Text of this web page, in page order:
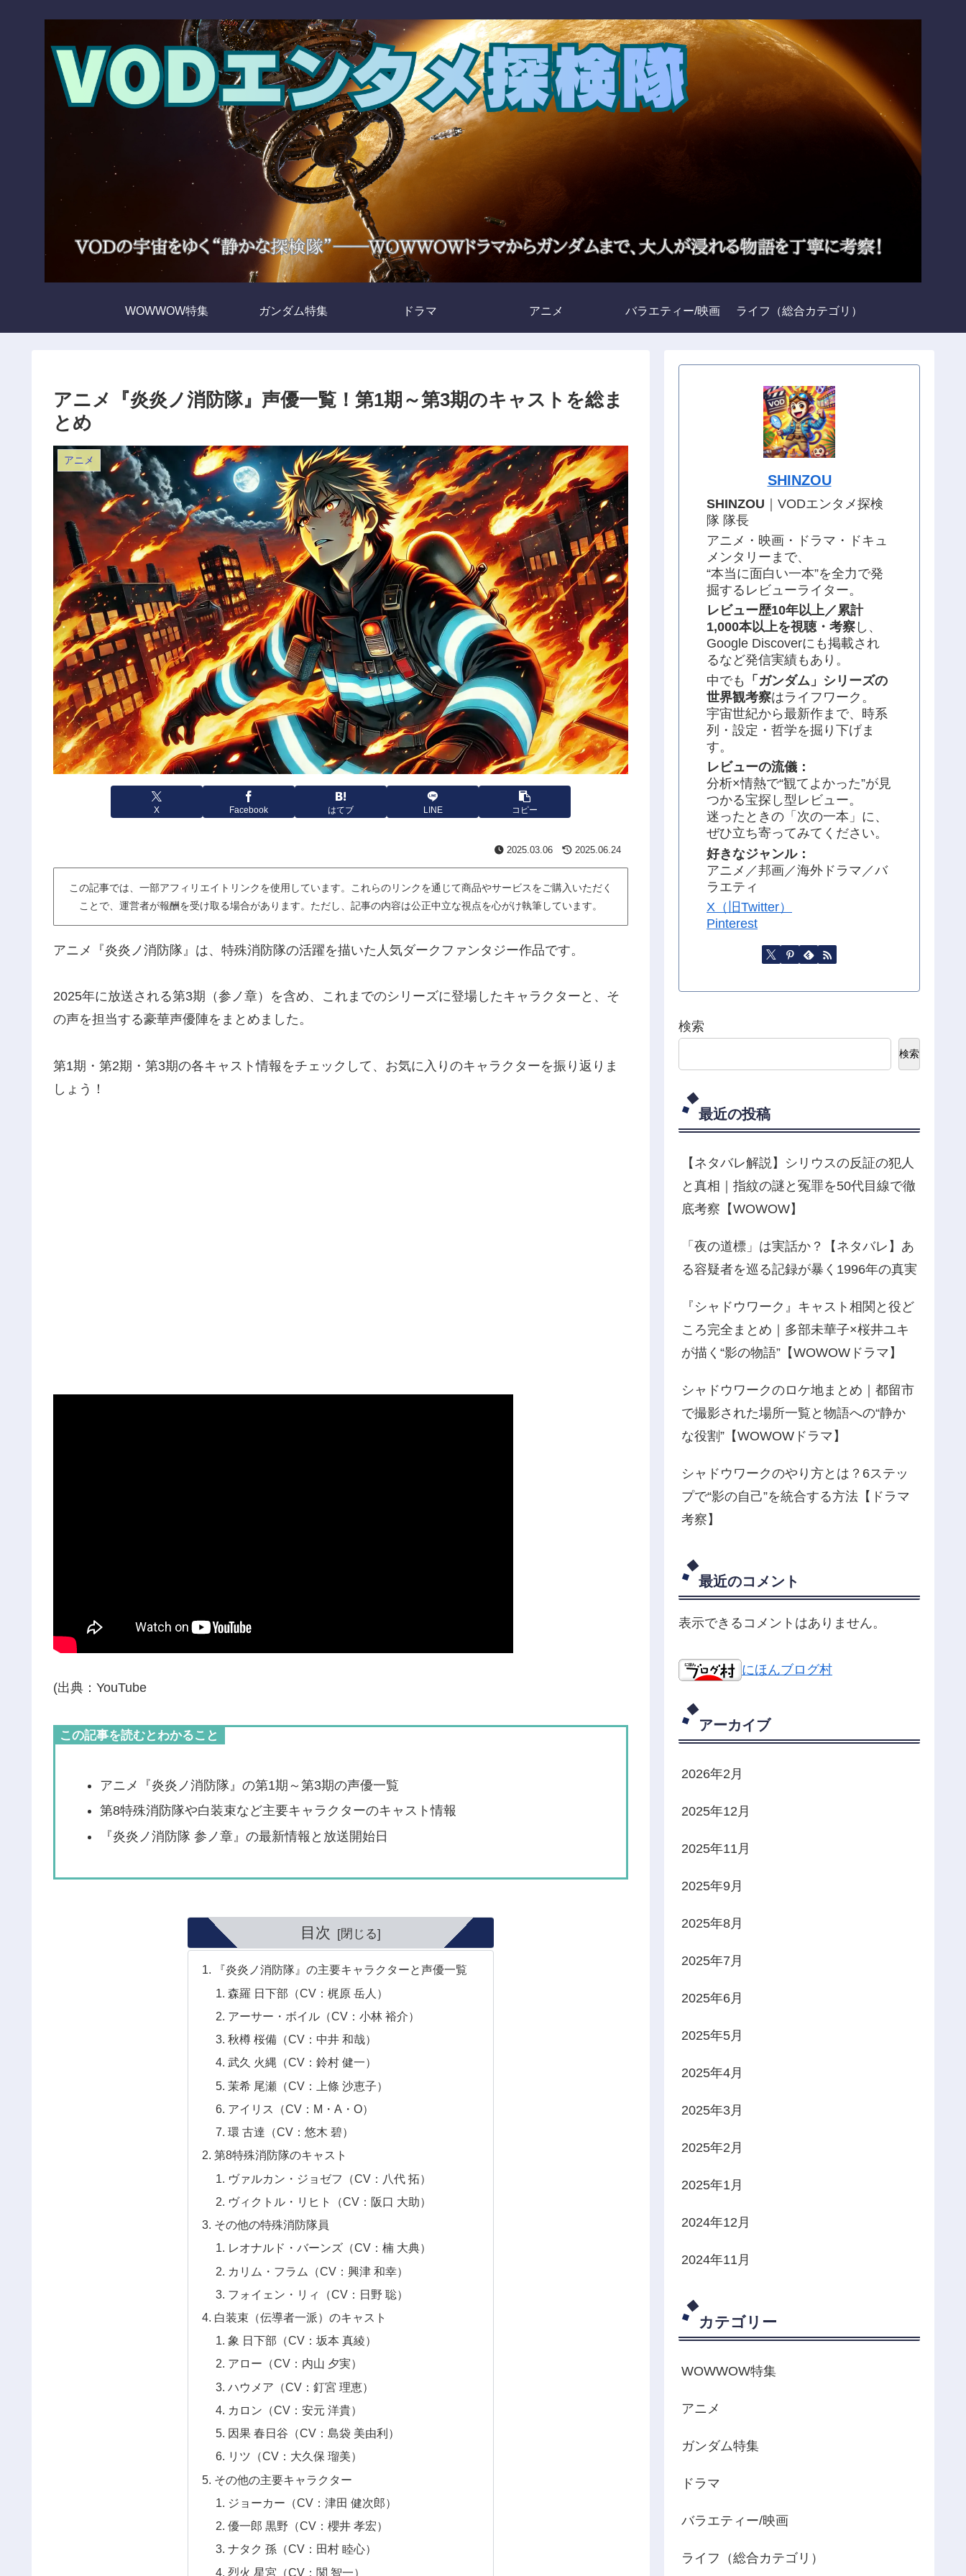
WOWWOW特集 ガンダム特集 ドラマ アニメ バラエティー/映画 ライフ（総合カテゴリ）
アニメ『炎炎ノ消防隊』声優一覧！第1期～第3期のキャストを総ま
とめ
アニメ
X Facebook はてブ LINE コピー
2025.03.06 2025.06.24
この記事では、一部アフィリエイトリンクを使用しています。これらのリンクを通じて商品やサービスをご購入いただく
ことで、運営者が報酬を受け取る場合があります。ただし、記事の内容は公正中立な視点を心がけ執筆しています。
アニメ『炎炎ノ消防隊』は、特殊消防隊の活躍を描いた人気ダークファンタジー作品です。
2025年に放送される第3期（参ノ章）を含め、これまでのシリーズに登場したキャラクターと、そ
の声を担当する豪華声優陣をまとめました。
第1期・第2期・第3期の各キャスト情報をチェックして、お気に入りのキャラクターを振り返りま
しょう！
(出典：YouTube
この記事を読むとわかること
アニメ『炎炎ノ消防隊』の第1期～第3期の声優一覧
第8特殊消防隊や白装束など主要キャラクターのキャスト情報
『炎炎ノ消防隊 参ノ章』の最新情報と放送開始日
目次
『炎炎ノ消防隊』の主要キャラクターと声優一覧
森羅 日下部（CV：梶原 岳人）
アーサー・ボイル（CV：小林 裕介）
秋樽 桜備（CV：中井 和哉）
武久 火縄（CV：鈴村 健一）
茉希 尾瀬（CV：上條 沙恵子）
アイリス（CV：M・A・O）
環 古達（CV：悠木 碧）
第8特殊消防隊のキャスト
ヴァルカン・ジョゼフ（CV：八代 拓）
ヴィクトル・リヒト（CV：阪口 大助）
その他の特殊消防隊員
レオナルド・バーンズ（CV：楠 大典）
カリム・フラム（CV：興津 和幸）
フォイェン・リィ（CV：日野 聡）
白装束（伝導者一派）のキャスト
象 日下部（CV：坂本 真綾）
アロー（CV：内山 夕実）
ハウメア（CV：釘宮 理恵）
カロン（CV：安元 洋貴）
因果 春日谷（CV：島袋 美由利）
リツ（CV：大久保 瑠美）
その他の主要キャラクター
ジョーカー（CV：津田 健次郎）
優一郎 黒野（CV：櫻井 孝宏）
ナタク 孫（CV：田村 睦心）
烈火 星宮（CV：関 智一）
SHINZOU
SHINZOU ｜VODエンタメ探検
隊 隊長
アニメ・映画・ドラマ・ドキュ
メンタリーまで、
“本当に面白い一本”を全力で発
掘するレビューライター。
レビュー歴10年以上／累計
1,000本以上を視聴・考察 し、
Google Discoverにも掲載され
るなど発信実績もあり。
中でも
「ガンダム」シリーズの
世界観考察はライフワーク。
宇宙世紀から最新作まで、時系
列・設定・哲学を掘り下げま
す。
レビューの流儀：
分析×情熱で“観てよかった”が見
つかる宝探し型レビュー。
迷ったときの「次の一本」に、
ぜひ立ち寄ってみてください。
好きなジャンル：
アニメ／邦画／海外ドラマ／バ
ラエティ
X（旧Twitter）
Pinterest
検索
検索
最近の投稿
【ネタバレ解説】シリウスの反証の犯人
と真相｜指紋の謎と冤罪を50代目線で徹
底考察【WOWOW】
「夜の道標」は実話か？【ネタバレ】あ
る容疑者を巡る記録が暴く1996年の真実
『シャドウワーク』キャスト相関と役ど
ころ完全まとめ｜多部未華子×桜井ユキ
が描く“影の物語”【WOWOWドラマ】
シャドウワークのロケ地まとめ｜都留市
で撮影された場所一覧と物語への“静か
な役割”【WOWOWドラマ】
シャドウワークのやり方とは？6ステッ
プで“影の自己”を統合する方法【ドラマ
考察】
最近のコメント
表示できるコメントはありません。
にほんブログ村
アーカイブ
2026年2月
2025年12月
2025年11月
2025年9月
2025年8月
2025年7月
2025年6月
2025年5月
2025年4月
2025年3月
2025年2月
2025年1月
2024年12月
2024年11月
カテゴリー
WOWWOW特集
アニメ
ガンダム特集
ドラマ
バラエティー/映画
ライフ（総合カテゴリ）